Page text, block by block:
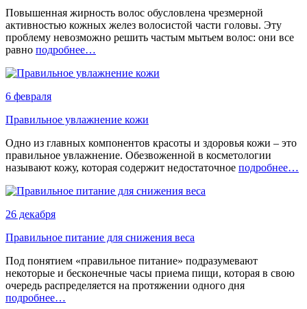
Повышенная жирность волос обусловлена чрезмерной
активностью кожных желез волосистой части головы. Эту
проблему невозможно решить частым мытьем волос: они все
равно подробнее…
6 февраля
Правильное увлажнение кожи
Одно из главных компонентов красоты и здоровья кожи – это
правильное увлажнение. Обезвоженной в косметологии
называют кожу, которая содержит недостаточное подробнее…
26 декабря
Правильное питание для снижения веса
Под понятием «правильное питание» подразумевают
некоторые и бесконечные часы приема пищи, которая в свою
очередь распределяется на протяжении одного дня
подробнее…